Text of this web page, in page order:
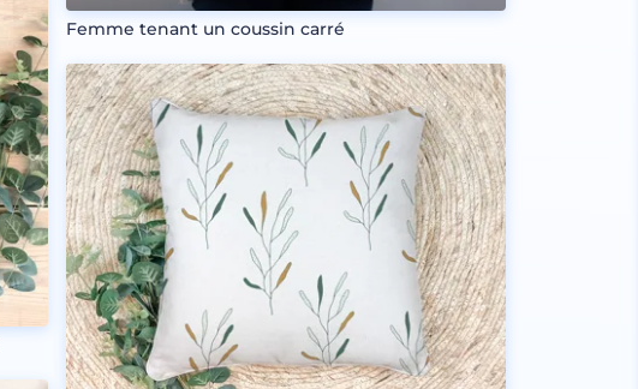
Femme tenant un coussin carré